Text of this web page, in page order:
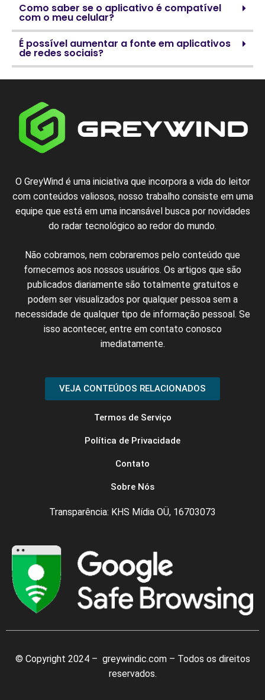
Como saber se o aplicativo é compatível
com o meu celular?
É possível aumentar a fonte em aplicativos
de redes sociais?
O GreyWind é uma iniciativa que incorpora a vida do leitor
com conteúdos valiosos, nosso trabalho consiste em uma
equipe que está em uma incansável busca por novidades
do radar tecnológico ao redor do mundo.
Não cobramos, nem cobraremos pelo conteúdo que
fornecemos aos nossos usuários. Os artigos que são
publicados diariamente são totalmentegratuitos e
podem ser visualizados por qualquer pessoasem a
necessidadede qualquertipo de informação pessoal. Se
isso acontecer, entre em contato conosco
imediatamente.
VEJA CONTEÚDOS RELACIONADOS
Termos de Serviço
Política de Privacidade
Contato
Sobre Nós
Transparência: KHS Mídia OÜ, 16703073
© Copyright 2024 – greywindic.com – Todos os direitos
reservados.